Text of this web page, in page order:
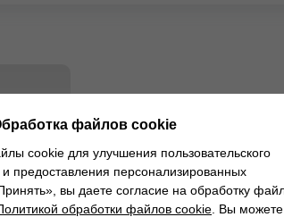
файлов cookie
cookie для улучшения пользовательского
и предоставления персонализированных
вы даете согласие на обработку
обработки файлов cookie . Вы можете